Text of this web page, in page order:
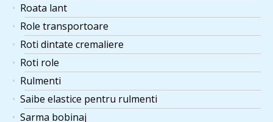
Roata lant
Role transportoare
Roti dintate cremaliere
Roti role
Rulmenti
Saibe elastice pentru rulmenti
Sarma bobinaj